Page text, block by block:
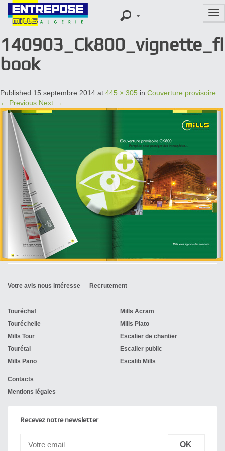
book
Published 15 septembre 2014 at 445 × 305 in Couverture provisoire
← Previous Next →
Votre avis nous intéresse Recrutement
Touréchaf
Touréchelle
Mills Tour
Tourétai
Mills Pano
Mills Acram
Mills Plato
Escalier de chantier
Escalier public
Escalib Mills
Contacts
Mentions légales
Recevez notre newsletter